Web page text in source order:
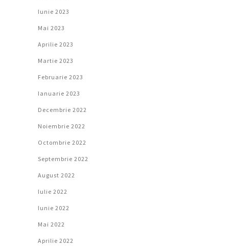
Iunie 2023
Mai 2023
Aprilie 2023
Martie 2023
Februarie 2023
Ianuarie 2023
Decembrie 2022
Noiembrie 2022
Octombrie 2022
Septembrie 2022
August 2022
Iulie 2022
Iunie 2022
Mai 2022
Aprilie 2022